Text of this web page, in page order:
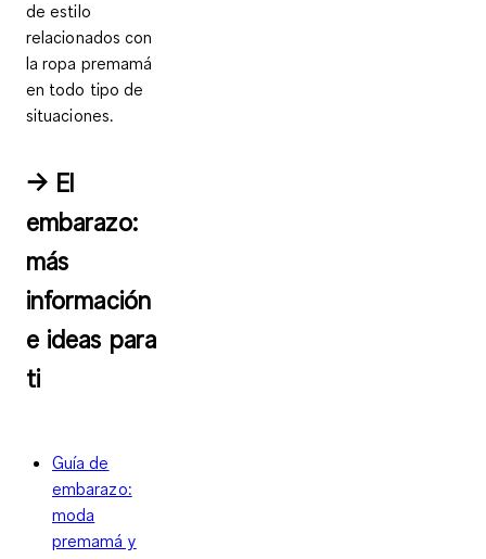
de estilo
relacionados con
la ropa premamá
en todo tipo de
situaciones.
→ El
embarazo:
más
información
e ideas para
ti
Guía de
embarazo:
moda
premamá y